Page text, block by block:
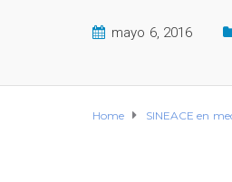
mayo 6, 2016
Home SINEACE en